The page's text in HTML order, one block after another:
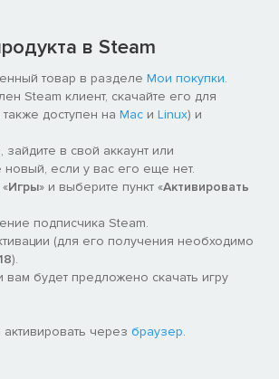
в Steam
товар в разделе Мои покупки.
Steam клиент, скачайте его для
также доступен на Mac и Linux) и
зайдите в свой аккаунт или
новый, если у вас его еще нет.
Игры» и выберите пункт «Активировать
подписчика Steam.
(для его получения необходимо
).
вам будет предложено скачать игру
через браузер.